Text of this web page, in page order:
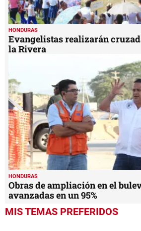
HONDURAS
Evangelistas realizarán
la Rivera
HONDURAS
Obras de ampliación en el
avanzadas en un 95%
MIS TEMAS PREFERIDOS